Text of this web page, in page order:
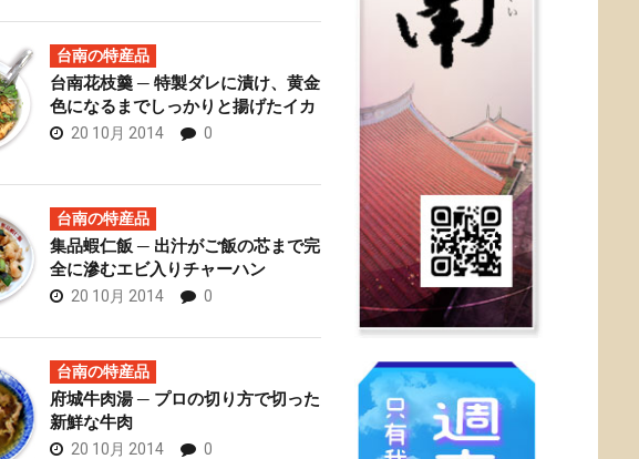
炒牛肉專賣店 ─ お得な牛
理
台南の特産品
台南花枝羹 ─ 特製ダレに漬け、黄金
色になるまでしっかりと揚げたイカ
20 10月 2014 0
台南の特産品
集品蝦仁飯 ─ 出汁がご飯の芯まで完
全に滲むエビ入りチャーハン
20 10月 2014 0
台南の特産品
府城牛肉湯 ─ プロの切り方で切った
新鮮な牛肉
20 10月 2014 0